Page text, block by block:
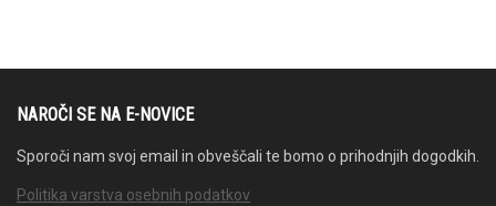
NAROČI SE NA E-NOVICE
Sporoči nam svoj email in obveščali te bomo o prihodnjih dogodkih.
Politika varstva osebnih podatkov